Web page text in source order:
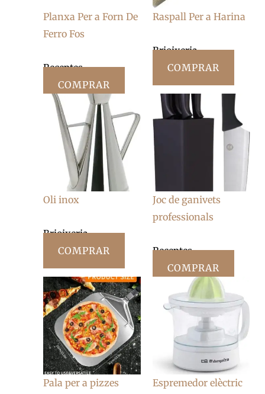
Planxa Per a Forn De
Ferro Fos
Receptes
COMPRAR
Raspall Per a Harina
Brioixeria
COMPRAR
Oli inox
Brioixeria
COMPRAR
Joc de ganivets
professionals
Receptes
COMPRAR
Pala per a pizzes Espremedor elèctric